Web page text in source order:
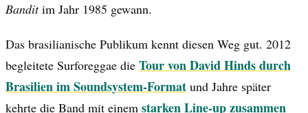
Banditim Jahr 1985 gewann.
Das brasilianische Publikum kennt diesen Weg gut. 2012
begleitete Surforeggae die Tour von David Hinds durch
Brasilien im Soundsystem-Format und Jahre später
kehrte die Band mit einem starken Line-up zusammen